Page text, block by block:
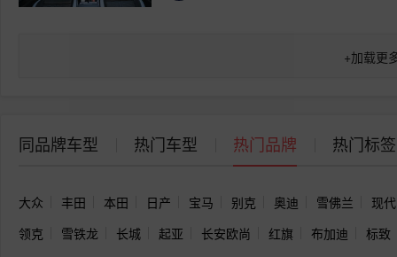
+加载更
同品牌车型 热门车型 热门品牌 热门标签
大众 丰田 本田 日产 宝马 别克 奥迪 雪佛兰
现代
领克
雪铁龙 长城 起亚 长安欧尚 红旗 布加迪
标致